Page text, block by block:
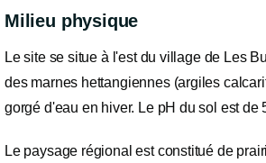
Milieu physique
Le site se situe à l'est du village de Les
des marnes hettangiennes (argiles
gorgé d'eau en hiver. Le pH du sol est de
Le paysage régional est constitué de